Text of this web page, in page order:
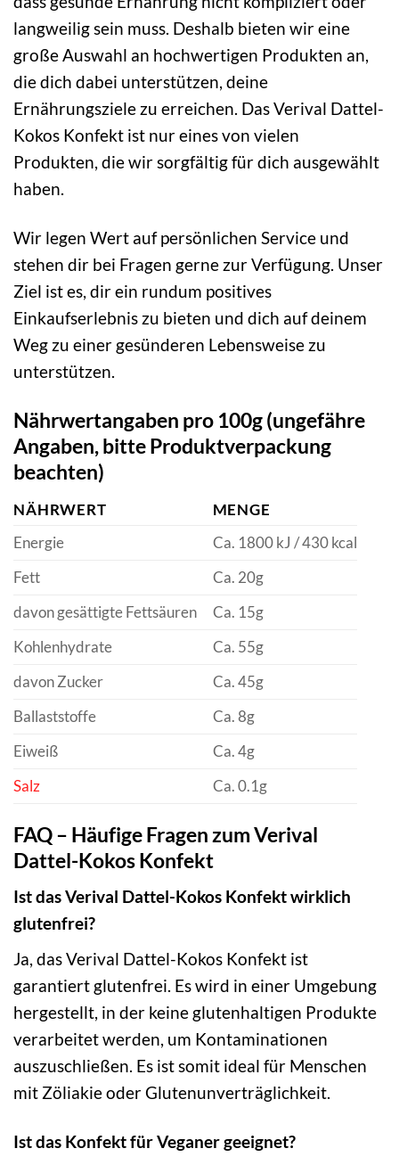
langweilig sein muss. Deshalb bieten wir eine
große Auswahl an hochwertigen Produkten an,
die dich dabei unterstützen, deine
Ernährungsziele zu erreichen. Das Verival Dattel-
Kokos Konfekt ist nur eines von vielen
Produkten, die wir sorgfältig für dich ausgewählt
haben.
Wir legen Wert auf persönlichen Service und
stehen dir bei Fragen gerne zur Verfügung. Unser
Ziel ist es, dir ein rundum positives
Einkaufserlebnis zu bieten und dich auf deinem
Weg zu einer gesünderen Lebensweise zu
unterstützen.
Nährwertangaben pro 100g (ungefähre
Angaben, bitte Produktverpackung
beachten)
NÄHRWERT
MENGE
Energie
Ca. 1800 kJ / 430 kcal
Fett
Ca. 20g
davon gesättigte Fettsäuren
Ca. 15g
Kohlenhydrate
Ca. 55g
davon Zucker
Ca. 45g
Ballaststoffe
Ca. 8g
Eiweiß
Ca. 4g
Salz
Ca. 0.1g
FAQ – Häufige Fragen zum Verival
Dattel-Kokos Konfekt
Ist das Verival Dattel-Kokos Konfekt wirklich
glutenfrei?
Ja, das Verival Dattel-Kokos Konfekt ist
garantiert glutenfrei. Es wird in einer Umgebung
hergestellt, in der keine glutenhaltigen Produkte
verarbeitet werden, um Kontaminationen
auszuschließen. Es ist somit ideal für Menschen
mit Zöliakie oder Glutenunverträglichkeit.
Ist das Konfekt für Veganer geeignet?